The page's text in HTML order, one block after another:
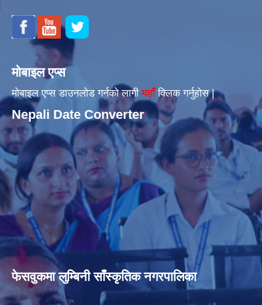
मोबाइल एप्स
मोबाइल एप्स डाउनलोड गर्नको लागीयहाँँक्लिक गर्नुहोस |
Nepali Date Converter
फेसवुकमा लुम्बिनी साँस्कृतिक नगरपालिका